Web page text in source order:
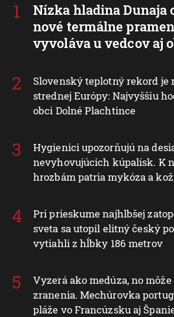
Nízka hladina Dunaja
nové termálne
vyvoláva u vedcov aj
Slovenský teplotný rekord je
strednej Európy: Najvyššiu
obci Dolné Plachtince
Hygienici upozorňujú na
nevyhovujúcich kúpalísk. K
hrozbám patria mykóza a
Pri prieskume najhlbšej
sveta sa utopil elitný český
vytiahli z hĺbky 186 metrov
Vyzerá ako medúza, no
zranenia. Mechúrovka
pláže vo Francúzsku aj